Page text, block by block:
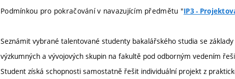
Podmínkou pro pokračování v navazujícím předmětu "IP3 -
Seznámit vybrané talentované studenty bakalářského studia se
výzkumných a vývojových skupin na fakultě pod odborným vedením
Student získá schopnosti samostatně řešit individuální projekt z